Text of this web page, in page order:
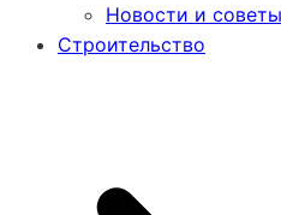
Новости и
Строительство